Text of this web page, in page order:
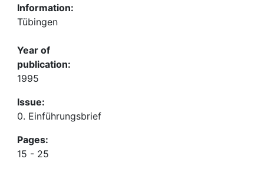
Information:
Tübingen
Year of
publication:
1995
Issue:
0. Einführungsbrief
Pages:
15 - 25